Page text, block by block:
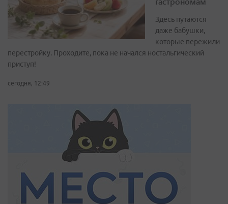
Здесь путаются
даже бабушки,
которые пережили
перестройку. Проходите, пока не начался ностальгический
приступ!
сегодня, 12:49